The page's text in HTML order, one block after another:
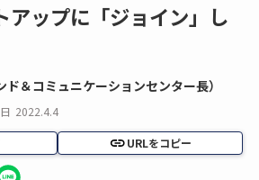
アップに「ジョイン」し
＆コミュニケーションセンター長）
2022.4.4
URLをコピー